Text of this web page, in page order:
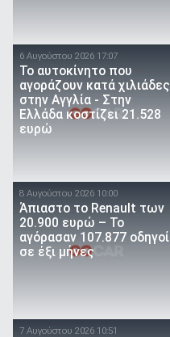
6 Αυγούστου 2026 17:07
To αυτοκίνητο που
αγοράζουν κατά χιλιάδες
στην Αγγλία - Στην
Ελλάδα κοστίζει 21.528
ευρώ
8 Αυγούστου 2026 10:00
Άπιαστο το Renault των
20.900 ευρώ – Το
αγόρασαν 107.877 οδηγοί
σε έξι μήνες
7 Αυγούστου 2026 10:51